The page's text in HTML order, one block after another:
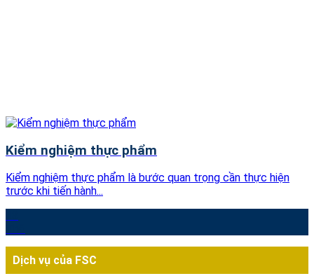
Kiểm nghiệm thực phẩm
Kiểm nghiệm thực phẩm là bước quan trọng cần thực hiện
trước khi tiến hành...
Dịch vụ của FSC